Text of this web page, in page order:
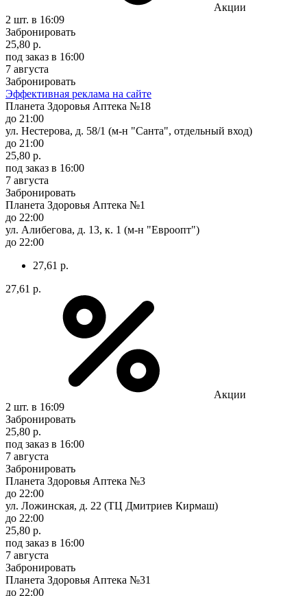
Акции
2 шт. в 16:09
Забронировать
25,80 р.
под заказ в 16:00
7 августа
Забронировать
Эффективная реклама на сайте
Планета Здоровья Аптека №18
до 21:00
ул. Нестерова, д. 58/1 (м-н "Санта", отдельный вход)
до 21:00
25,80 р.
под заказ в 16:00
7 августа
Забронировать
Планета Здоровья Аптека №1
до 22:00
ул. Алибегова, д. 13, к. 1 (м-н "Евроопт")
до 22:00
27,61 р.
27,61 р.
Акции
2 шт. в 16:09
Забронировать
25,80 р.
под заказ в 16:00
7 августа
Забронировать
Планета Здоровья Аптека №3
до 22:00
ул. Ложинская, д. 22 (ТЦ Дмитриев Кирмаш)
до 22:00
25,80 р.
под заказ в 16:00
7 августа
Забронировать
Планета Здоровья Аптека №31
до 22:00